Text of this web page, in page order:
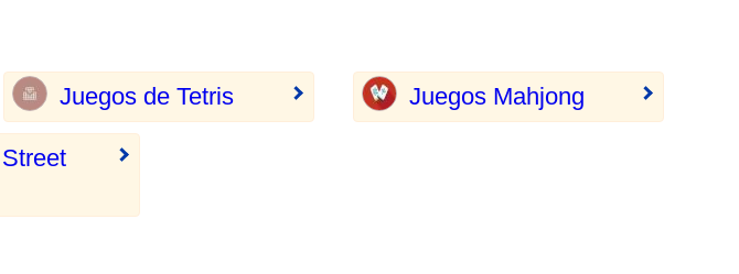
Juegos de Tetris Juegos Mahjong